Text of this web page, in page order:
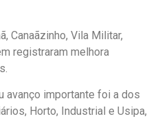
Canaãzinho, Vila Militar,
registraram melhora
avanço importante foi a dos
Horto, Industrial e Usipa,